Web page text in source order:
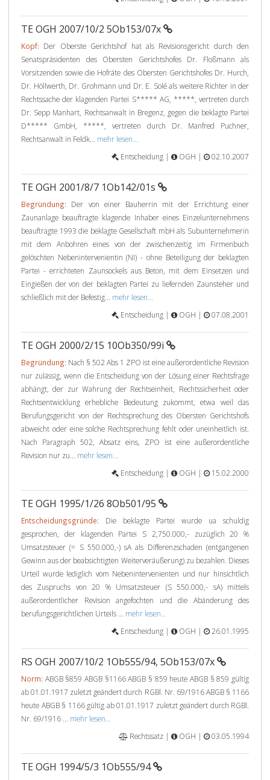
TE OGH 2007/10/2 5Ob153/07x
Kopf: Der Oberste Gerichtshof hat als Revisionsgericht durch den
Senatspräsidenten des Obersten Gerichtshofes Dr. Floßmann als
Vorsitzenden sowie die Hofräte des Obersten Gerichtshofes Dr. Hurch,
Dr. Höllwerth, Dr. Grohmann und Dr. E. Solé als weitere Richter in der
Rechtssache der klagenden Partei S***** AG, *****, vertreten durch
Dr. Sepp Manhart, Rechtsanwalt in Bregenz, gegen die beklagte Partei
D***** GmbH, *****, vertreten durch Dr. Manfred Puchner,
Rechtsanwalt in Feldk... mehr lesen...
Entscheidung |
OGH | 02.10.2007
TE OGH 2001/8/7 1Ob142/01s
Begründung: Der von einer Bauherrin mit der Errichtung einer
Zaunanlage beauftragte klagende Inhaber eines Einzelunternehmens
beauftragte 1993 die beklagte Gesellschaft mbH als Subunternehmerin
mit dem Anbohren eines von der zwischenzeitig im Firmenbuch
gelöschten Nebenintervenientin (NI) - ohne Beteiligung der beklagten
Partei - errichteten Zaunsockels aus Beton, mit dem Einsetzen und
Eingießen der von der beklagten Partei zu liefernden Zaunsteher und
schließlich mit der Befestig... mehr lesen...
Entscheidung |
OGH | 07.08.2001
TE OGH 2000/2/15 10Ob350/99i
Begründung: Nach § 502 Abs 1 ZPO ist eine außerordentliche Revision
nur zulässig, wenn die Entscheidung von der Lösung einer Rechtsfrage
abhängt, der zur Wahrung der Rechtseinheit, Rechtssicherheit oder
Rechtsentwicklung erhebliche Bedeutung zukommt, etwa weil das
Berufungsgericht von der Rechtsprechung des Obersten Gerichtshofs
abweicht oder eine solche Rechtsprechung fehlt oder uneinheitlich ist.
Nach Paragraph 502, Absatz eins, ZPO ist eine außerordentliche
Revision nur zu... mehr lesen...
Entscheidung |
OGH | 15.02.2000
TE OGH 1995/1/26 8Ob501/95
Entscheidungsgründe: Die beklagte Partei wurde ua schuldig
gesprochen, der klagenden Partei S 2,750.000,- zuzüglich 20 %
Umsatzsteuer (= S 550.000,-) sA als Differenzschaden (entgangenen
Gewinn aus der beabsichtigten Weiterveräußerung) zu bezahlen. Dieses
Urteil wurde lediglich vom Nebenintervenienten und nur hinsichtlich
des Zuspruchs von 20 % Umsatzsteuer (S 550.000,- sA) mittels
außerordentlicher Revision angefochten und die Abänderung des
berufungsgerichtlichen Urteils ... mehr lesen...
Entscheidung |
OGH | 26.01.1995
RS OGH 2007/10/2 1Ob555/94, 5Ob153/07x
Norm: ABGB §859 ABGB §1166 ABGB § 859 heute ABGB § 859 gültig
ab 01.01.1917 zuletzt geändert durch RGBl. Nr. 69/1916 ABGB § 1166
heute ABGB § 1166 gültig ab 01.01.1917 zuletzt geändert durch RGBl.
Nr. 69/1916 ... mehr lesen...
Rechtssatz |
OGH | 03.05.1994
TE OGH 1994/5/3 1Ob555/94